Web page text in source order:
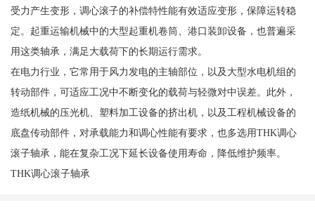
受力产生变形，调心滚子的补偿特性能有效适应变形，保障运转稳
定。起重运输机械中的大型起重机卷筒、港口装卸设备，也普遍采
用这类轴承，满足大载荷下的长期运行需求。
在电力行业，它常用于风力发电的主轴部位，以及大型水电机组的
转动部件，可适应工况中不断变化的载荷与轻微对中误差。此外，
造纸机械的压光机、塑料加工设备的挤出机，以及工程机械设备的
底盘传动部件，对承载能力和调心性能有要求，也多选用THK调心
滚子轴承，能在复杂工况下延长设备使用寿命，降低维护频率。
THK调心滚子轴承